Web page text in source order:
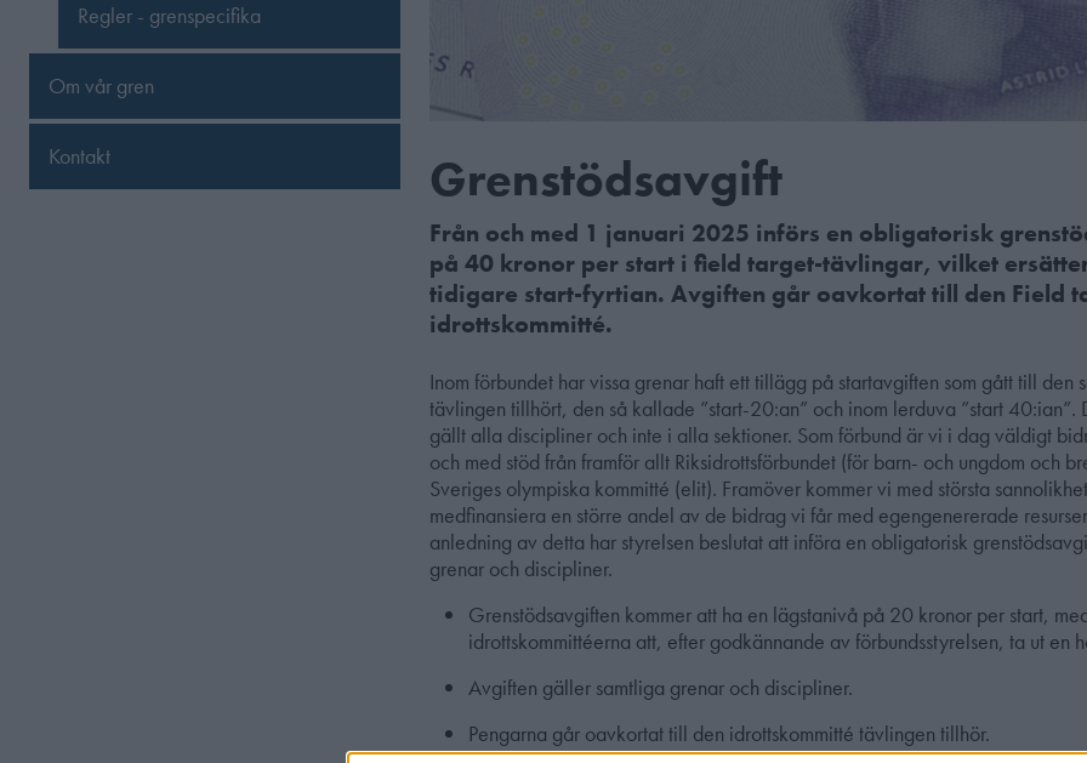
Regler - grenspecifika
Om vår gren
Kontakt Grenstödsavgift
Från och med 1 januari 2025 införs en obligatorisk
på 40 kronor per start i field target-tävlingar, vilket
tidigare start-fyrtian. Avgiften går oavkortat till den Field
idrottskommitté.
Inom förbundet har vissa grenar haft ett tillägg på startavgiften som gått till den
tävlingen tillhört, den så kallade ”start-20:an” och inom lerduva ”start 40:ian”.
gällt alla discipliner och inte i alla sektioner. Som förbund är vi i dag väldigt
och med stöd från framför allt Riksidrottsförbundet (för barn- och ungdom och
Sveriges olympiska kommitté (elit). Framöver kommer vi med största
medfinansiera en större andel av de bidrag vi får med egengenererade
anledning av detta har styrelsen beslutat att införa en obligatorisk
grenar och discipliner.
Grenstödsavgiften kommer att ha en lägstanivå på 20 kronor per start,
idrottskommittéerna att, efter godkännande av förbundsstyrelsen, ta ut en
Avgiften gäller samtliga grenar och discipliner.
Pengarna går oavkortat till den idrottskommitté tävlingen tillhör.